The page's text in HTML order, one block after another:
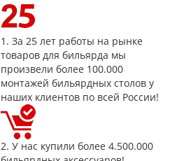
1. За 25 лет работы на рынке
товаров для бильярда мы
произвели более 100.000
монтажей бильярдных столов у
наших клиентов по всей России!
2. У нас купили более 4.500.000